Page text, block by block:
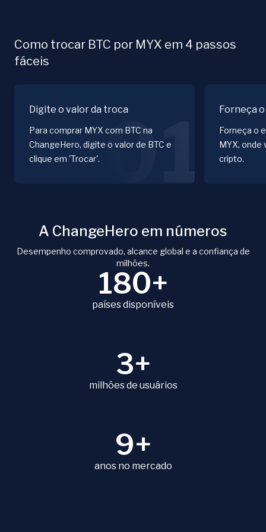
Como trocar BTC por MYX em 4 passos
fáceis
Digite o valor da troca
Para comprar MYX com BTC na
ChangeHero, digite o valor de BTC e
clique em 'Trocar'. 01 Forneça
Forneça o
MYX, onde
cripto.
A ChangeHero em números
Desempenho comprovado, alcance global e a confiança de
milhões.
180+
países disponíveis
3+
milhões de usuários
9+
anos no mercado